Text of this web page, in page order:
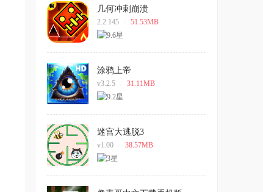
几何冲刺崩溃
2.2.145 51.53MB
涂鸦上帝
v3.2.5 31.11MB
迷宫大逃脱3
v1.00 38.57MB